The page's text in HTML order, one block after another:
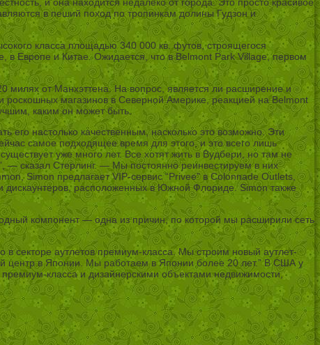
в пеший поход по тропинкам долины Гудзон и
класса площадью 340 000 кв. футов, строящегося
в Европе и Китае. Ожидается, что в Belmont Park Village, первом
от Манхэттена. На вопрос, является ли расширение и
магазинов в Северной Америке, реакцией на Belmont
каким он может быть.
настолько качественным, насколько это возможно. Эти
самое подходящее время для этого, и это всего лишь
уже много лет. Все хотят жить в Вудбери, но там не
— сказал Стерлинг. — Мы постоянно реинвестируем в них
Simon предлагает VIP-сервис “Privee” в Colonnade Outlets,
дискаунтеров, расположенных в Южной Флориде. Simon также
компонент — одна из причин, по которой мы расширили сеть
секторе аутлетов премиум-класса. Мы строим новый аутлет-
центр в Японии. Мы работаем в Японии более 20 лет.” В США у
класса и дизайнерскими объектами недвижимости,